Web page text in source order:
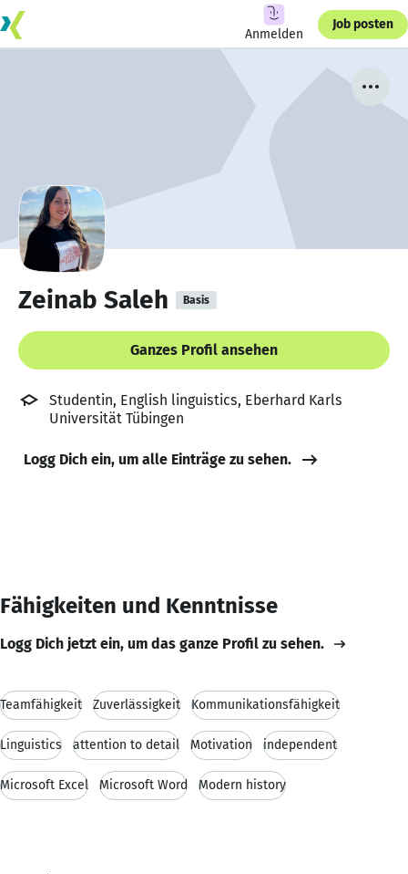
Anmelden
Job posten
Zeinab Saleh Basis
Ganzes Profil ansehen
Studentin, English linguistics, Eberhard Karls
Universität Tübingen
Logg Dich ein, um alle Einträge zu sehen.
Fähigkeiten und Kenntnisse
Logg Dich jetzt ein, um das ganze Profil zu sehen.
Teamfähigkeit Zuverlässigkeit Kommunikationsfähigkeit
Linguistics attention to detail Motivation independent
Microsoft Excel Microsoft Word Modern history